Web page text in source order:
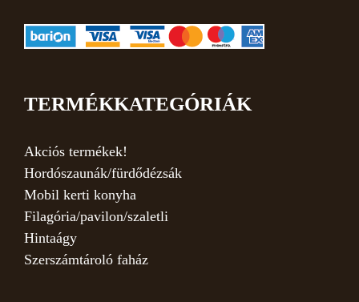
TERMÉKKATEGÓRIÁK
Akciós termékek!
Hordószaunák/fürdődézsák
Mobil kerti konyha
Filagória/pavilon/szaletli
Hintaágy
Szerszámtároló faház